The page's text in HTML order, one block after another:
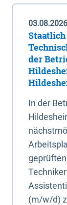
03.08.2026
der
In der
(m/w/d)